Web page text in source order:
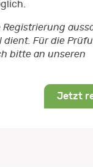
dient. Für die
bitte an unseren
Jetzt